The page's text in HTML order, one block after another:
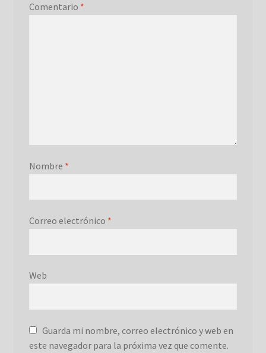
Comentario *
Nombre *
Correo electrónico *
Web
Guarda mi nombre, correo electrónico y web en
este navegador para la próxima vez que comente.